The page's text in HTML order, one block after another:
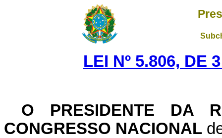
LEI Nº 5.806, DE
O PRESIDENTE DA
CONGRESSO NACIONAL